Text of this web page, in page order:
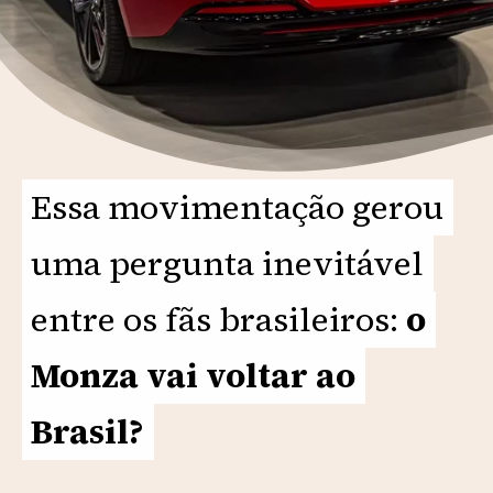
Essa movimentação gerou
uma pergunta inevitável
entre os fãs brasileiros: o
Monza vai voltar ao
Brasil?
Essa movimentação gerou
uma pergunta inevitável
entre os fãs brasileiros: o
Monza vai voltar ao
Brasil?